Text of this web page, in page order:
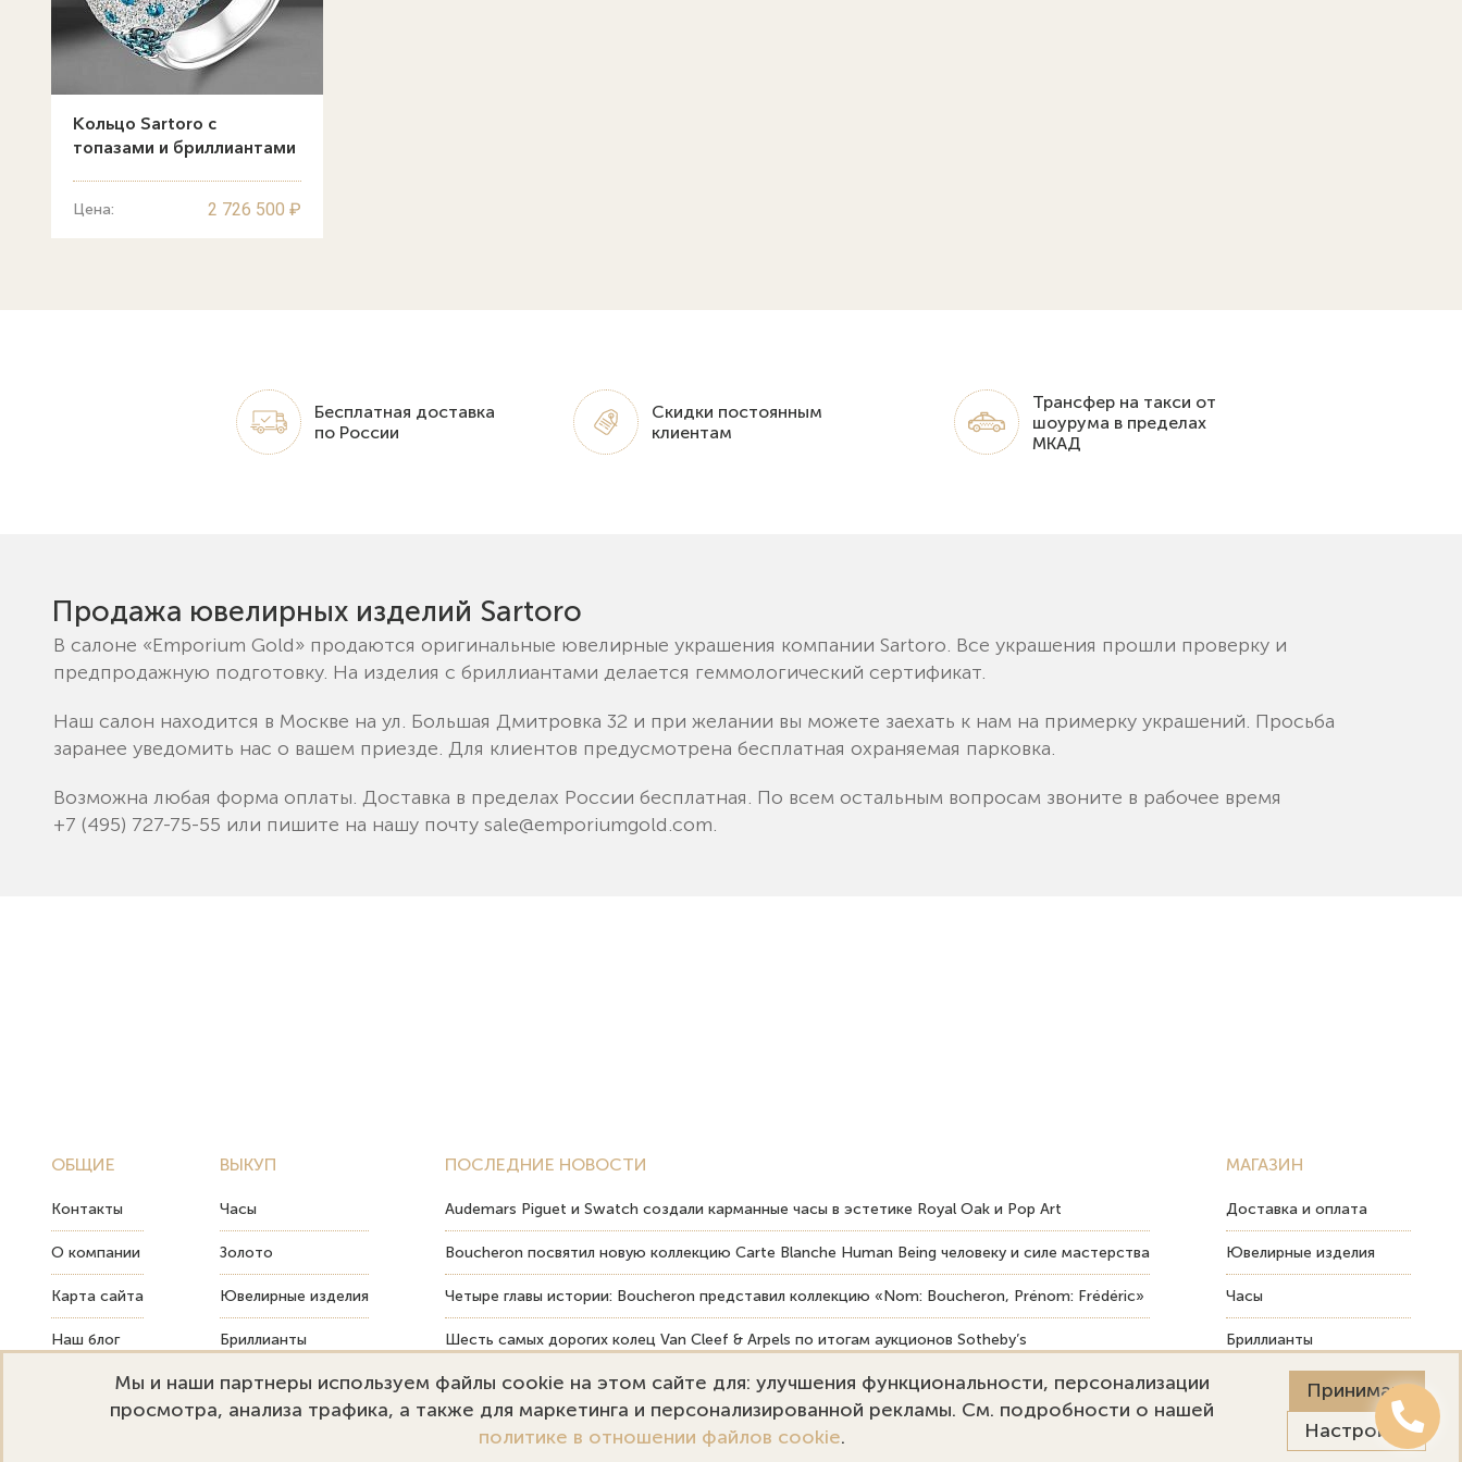
Кольцо Sartoro с
топазами и бриллиантами
Цена: 2 726 500 ₽
Бесплатная доставка
по России
Скидки постоянным
клиентам
Трансфер на такси от
шоурума в пределах
МКАД
Продажа ювелирных изделий Sartoro
В салоне «Emporium Gold» продаются оригинальные ювелирные украшения компании Sartoro. Все украшения прошли проверку и
предпродажную подготовку. На изделия с бриллиантами делается геммологический сертификат.
Наш салон находится в Москве на ул. Большая Дмитровка 32 и при желании вы можете заехать к нам на примерку украшений. Просьба
заранее уведомить нас о вашем приезде. Для клиентов предусмотрена бесплатная охраняемая парковка.
Возможна любая форма оплаты. Доставка в пределах России бесплатная. По всем остальным вопросам звоните в рабочее время
+7 (495) 727-75-55 или пишите на нашу почту sale@emporiumgold.com.
ОБЩИЕ
Контакты
О компании
Карта сайта
Наш блог
ВЫКУП
Часы
Золото
Ювелирные изделия
Бриллианты
Монеты
ПОСЛЕДНИЕ НОВОСТИ
Audemars Piguet и Swatch создали карманные часы в эстетике Royal Oak и Pop Art
Boucheron посвятил новую коллекцию Carte Blanche Human Being человеку и силе мастерства
Четыре главы истории: Boucheron представил коллекцию «Nom: Boucheron, Prénom: Frédéric»
Шесть самых дорогих колец Van Cleef & Arpels по итогам аукционов Sotheby’s
Как твердость драгоценных камней влияет на долговечность ювелирных изделий
МАГАЗИН
Доставка и оплата
Ювелирные изделия
Часы
Бриллианты
Пост-продажный сервис
Мы и наши партнеры используем файлы cookie на этом сайте для: улучшения функциональности, персонализации
просмотра, анализа трафика, а также для маркетинга и персонализированной рекламы. См. подробности о нашей
политике в отношении файлов cookie.
Принимаю
Настройки